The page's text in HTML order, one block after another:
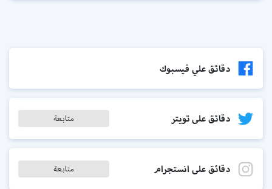
دقائق علي فيسبوك
دقائق على تويتر متابعة
دقائق على انستجرام متابعة